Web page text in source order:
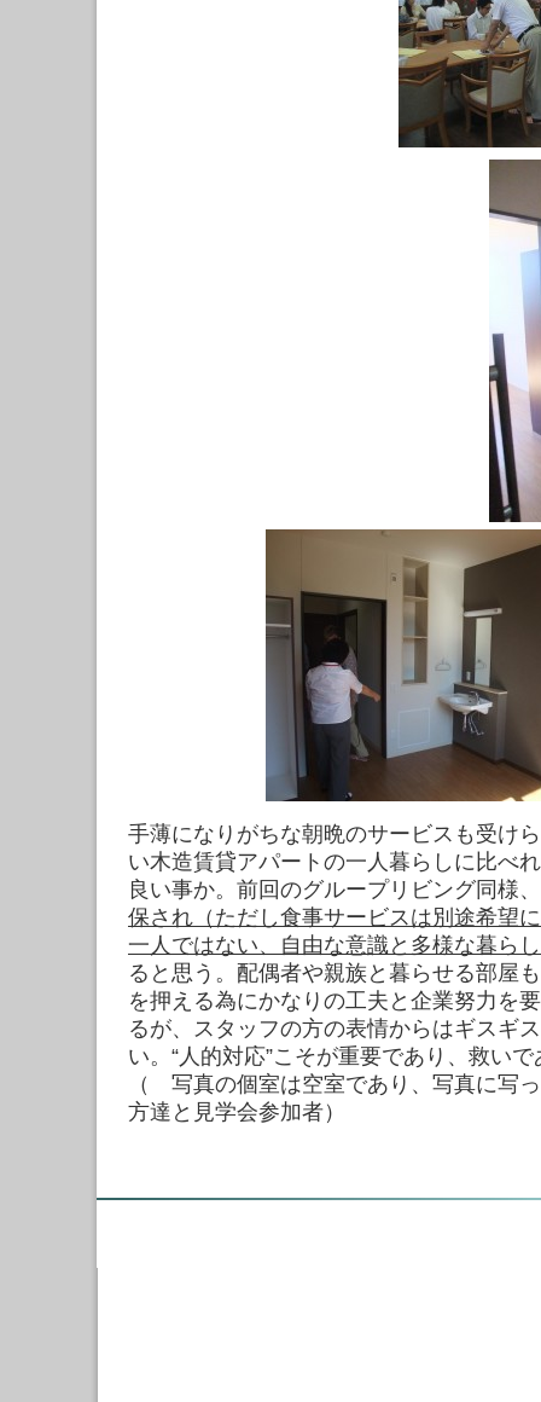
手薄になりがちな朝晩のサービスも受け
い木造賃貸アパートの一人暮らしに比べ
良い事か。前回のグループリビング同様
保され（ただし食事サービスは別途希望
一人ではない、自由な意識と多様な暮ら
ると思う。配偶者や親族と暮らせる部屋
を押える為にかなりの工夫と企業努力を
るが、スタッフの方の表情からはギスギ
い。“人的対応”こそが重要であり、救い
（ 写真の個室は空室であり、写真に写
方達と見学会参加者）